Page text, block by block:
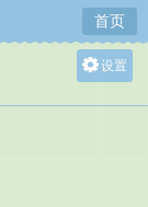
首页
设置